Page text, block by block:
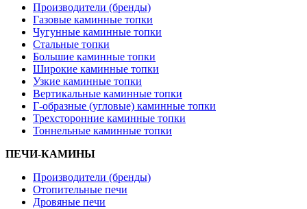
Производители (бренды)
Газовые каминные топки
Чугунные каминные топки
Стальные топки
Большие каминные топки
Широкие каминные топки
Узкие каминные топки
Вертикальные каминные топки
Г-образные (угловые) каминные топки
Трехсторонние каминные топки
Тоннельные каминные топки
ПЕЧИ-КАМИНЫ
Производители (бренды)
Отопительные печи
Дровяные печи